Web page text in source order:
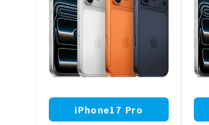
iPhone17 Pro